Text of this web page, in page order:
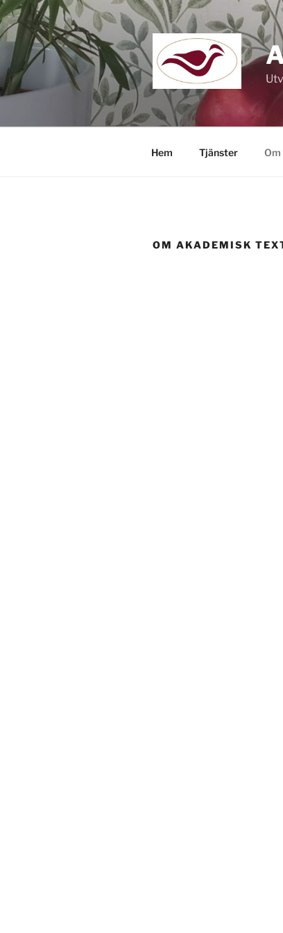
Hoppa
till
innehåll
Hem Tjänster
OM AKADEMISK